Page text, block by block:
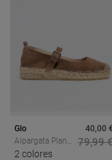
Glo
Alpargata Plana
De Mujer En
2 colores
40,00 €
79,99